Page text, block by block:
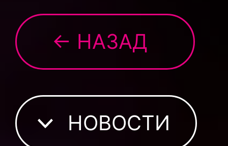
← НАЗАД
НОВОСТИ